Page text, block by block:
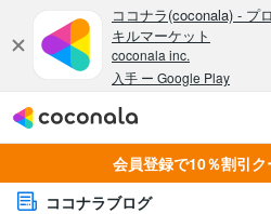
会員登録で10％割引ク
ココナラブログ